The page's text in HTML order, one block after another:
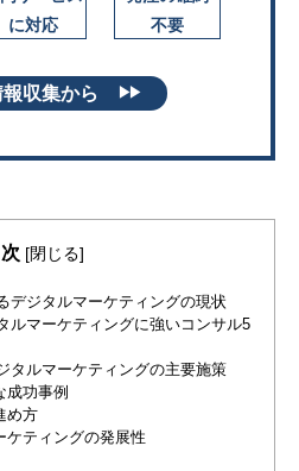
に対応
不要
収集から ▶▶
[閉じる]
デジタルマーケティングの現状
ルマーケティングに強いコンサル5
タルマーケティングの主要施策
成功事例
め方
ケティングの発展性